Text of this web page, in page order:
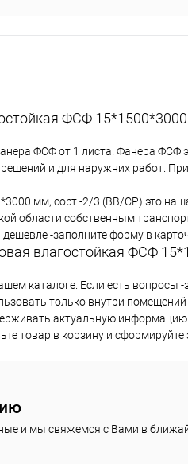
ФСФ
ФСФ от 1 листа. Фанера ФСФ
и для наружних работ.
мм, cорт -2/3 (ВВ/СР) это
области собственным
-заполните форму в
влагостойкая ФСФ
каталоге. Если есть
только внутри
актуальную информацию
товар в корзину и
и мы свяжемся с Вами в